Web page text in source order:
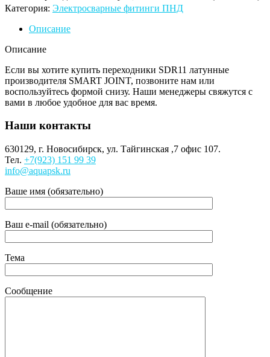
Категория: Электросварные фитинги ПНД
Описание
Описание
Если вы хотите купить переходники SDR11 латунные
производителя SMART JOINT, позвоните нам или
воспользуйтесь формой снизу. Наши менеджеры свяжутся с
вами в любое удобное для вас время.
Наши контакты
630129, г. Новосибирск, ул. Тайгинская ,7 офис 107.
Тел. +7(923) 151 99 39
info@aquapsk.ru
Ваше имя (обязательно)
Ваш e-mail (обязательно)
Тема
Сообщение